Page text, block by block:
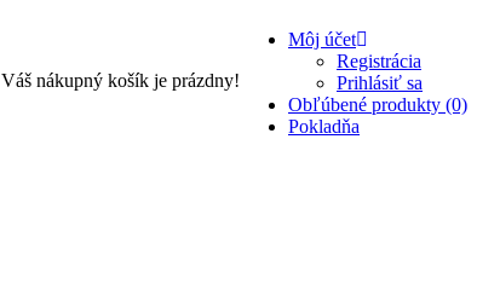
Môj účet
Registrácia
Prihlásiť sa
Obľúbené produkty (0)
Pokladňa
Váš nákupný košík je prázdny!